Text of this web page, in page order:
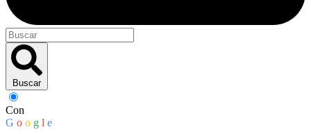
Buscar
Con
G o o g l e